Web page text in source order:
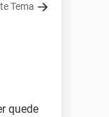
Tema
quede